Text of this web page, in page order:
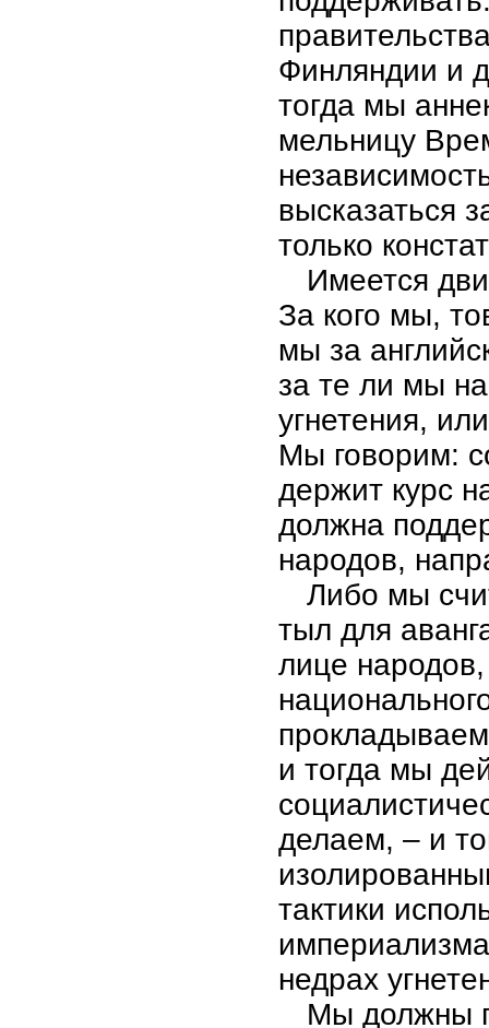
Финляндии и
тогда мы
мельницу
высказаться
только
Имеется
За кого мы,
мы за
за те ли мы
угнетения,
Мы говорим:
держит курс
должна
народов,
Либо мы
тыл для
лице
и тогда мы
делаем, – и
тактики
недрах
Мы должны